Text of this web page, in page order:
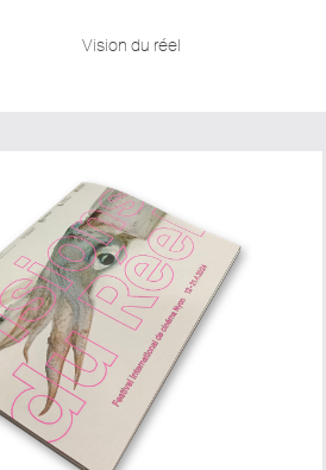
Vision du réel